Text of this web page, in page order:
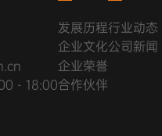
- 18:00
发展历程
企业文化
企业荣誉
合作伙伴
行业动态
公司新闻